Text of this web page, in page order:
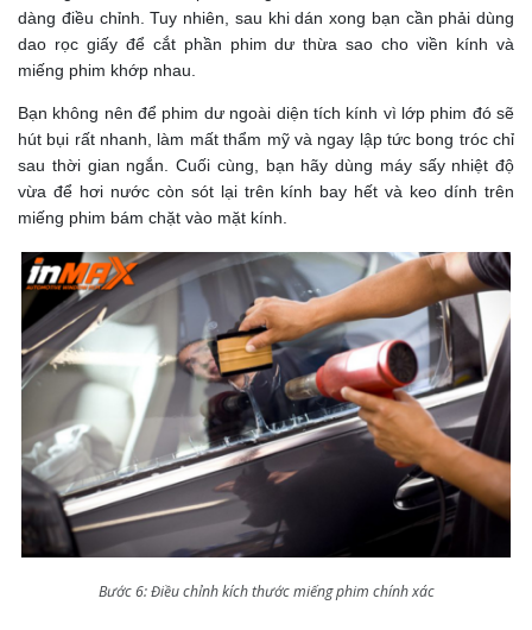
dàng điều chỉnh. Tuy nhiên, sau khi dán xong bạn cần phải dùng
dao rọc giấy để cắt phần phim dư thừa sao cho viền kính và
miếng phim khớp nhau.
Bạn không nên để phim dư ngoài diện tích kính vì lớp phim đó sẽ
hút bụi rất nhanh, làm mất thẩm mỹ và ngay lập tức bong tróc chỉ
sau thời gian ngắn. Cuối cùng, bạn hãy dùng máy sấy nhiệt độ
vừa để hơi nước còn sót lại trên kính bay hết và keo dính trên
miếng phim bám chặt vào mặt kính.
Bước 6: Điều chỉnh kích thước miếng phim chính xác